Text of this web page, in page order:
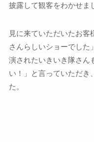
披露して観客をわかせま
見に来ていただいたお
さんらしいショーでした
演されたいきいき隊さん
い！」と言っていただき
た。